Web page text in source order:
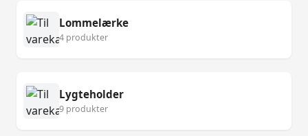
Lommelærke
4 produkter
Lygteholder
9 produkter